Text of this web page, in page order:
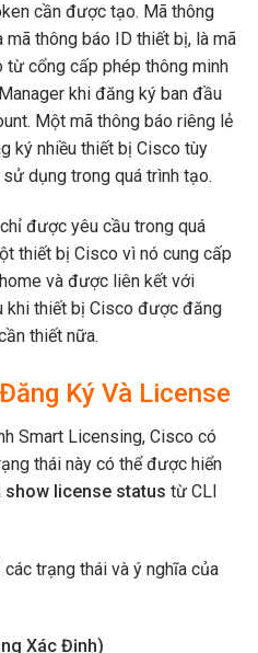
cần được tạo. Mã thông
thông báo ID thiết bị, là mã
cổng cấp phép thông minh
khi đăng ký ban đầu
Một mã thông báo riêng lẻ
ký nhiều thiết bị Cisco tùy
dụng trong quá trình tạo.
được yêu cầu trong quá
thiết bị Cisco vì nó cung cấp
và được liên kết với
khi thiết bị Cisco được đăng
thiết nữa.
Ký Và License
Smart Licensing, Cisco có
thái này có thể được hiển
show license status từ CLI
trạng thái và ý nghĩa của
Xác Định)